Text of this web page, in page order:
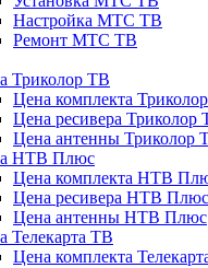
Настройка МТС ТВ
Ремонт МТС ТВ
Триколор ТВ
Цена комплекта
Цена ресивера Триколор
Цена антенны Триколор
НТВ Плюс
Цена комплекта НТВ
Цена ресивера НТВ Плюс
Цена антенны НТВ Плюс
Телекарта ТВ
Цена комплекта